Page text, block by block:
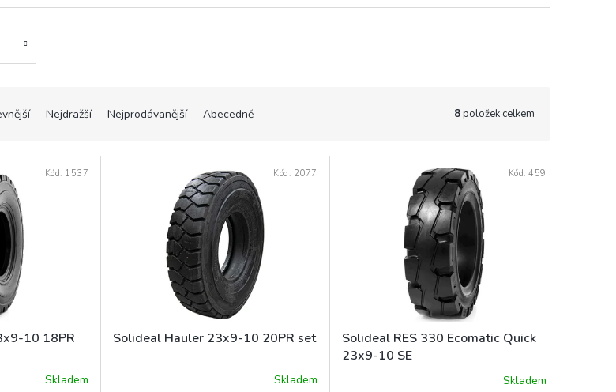
Nejdražší Nejprodávanější Abecedně 8položek celkem
10 18PR
Skladem
Kód: 1537
Solideal Hauler 23x9-10 20PR set
Skladem
Kód: 2077
Solideal RES 330 Ecomatic Quick
23x9-10 SE
Skladem
Kód:459